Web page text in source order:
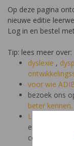
Op deze pagina
nieuwe editie
Log in en bestel
Tip: lees meer over:
dyslexie ,
voor wie
bezoek ons
beter kennen.
Lees het
en lees meer
computer in